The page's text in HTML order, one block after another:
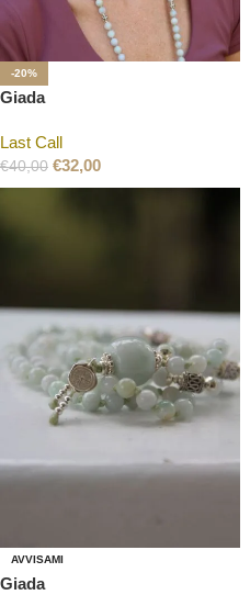
-20%
Giada
Last Call
€40,00 €32,00
AVVISAMI
Giada